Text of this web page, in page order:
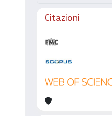
Citazioni